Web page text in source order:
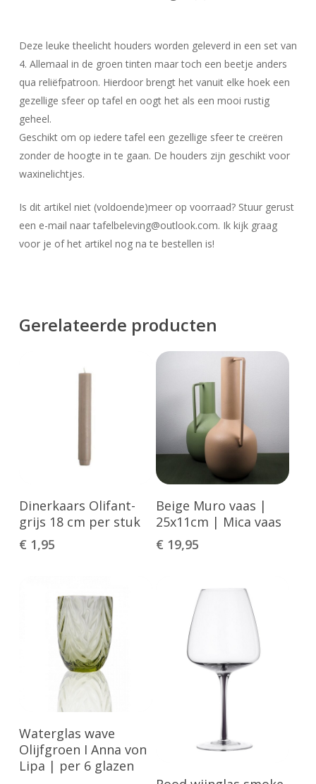
Geen producten in de winkelwagen.
Deze leuke theelicht houders worden geleverd in een set van
4. Allemaal in de groen tinten maar toch een beetje anders
qua reliëfpatroon. Hierdoor brengt het vanuit elke hoek een
gezellige sfeer op tafel en oogt het als een mooi rustig
geheel.
Geschikt om op iedere tafel een gezellige sfeer te creëren
zonder de hoogte in te gaan. De houders zijn geschikt voor
waxinelichtjes.
Is dit artikel niet (voldoende)meer op voorraad? Stuur gerust
een e-mail naar tafelbeleving@outlook.com. Ik kijk graag
voor je of het artikel nog na te bestellen is!
Gerelateerde producten
Toevoegen Aan
Winkelwagen
Dinerkaars Olifant-
grijs 18 cm per stuk
€ 1,95
Lees Verder
Beige Muro vaas |
25x11cm | Mica vaas
€ 19,95
Toevoegen Aan
Winkelwagen
Waterglas wave
Olijfgroen I Anna von
Lipa | per 6 glazen
Toevoegen Aan